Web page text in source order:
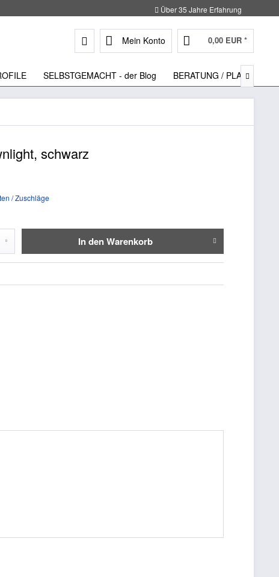
Über 35 Jahre Erfahrung
Mein Konto 0,00 EUR *
SELBSTGEMACHT - der Blog BERATUNG / PLANUNG

schwarz
/ Zuschläge
In denWarenkorb